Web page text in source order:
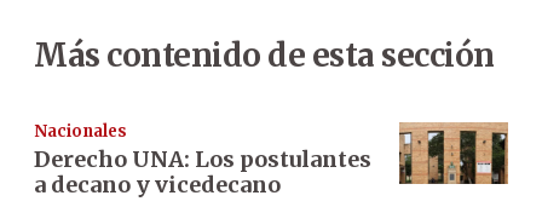
Más contenido de esta sección
Nacionales
Derecho UNA: Los postulantes
a decano y vicedecano